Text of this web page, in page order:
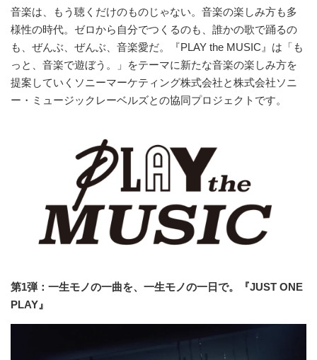
音楽は、もう聴くだけのものじゃない。音楽の楽しみ方も多
様性の時代。ゼロから自分でつくるのも、誰かの歌で踊るの
も、ぜんぶ、ぜんぶ、音楽愛だ。『PLAY the MUSIC』は「も
っと、音楽で遊ぼう。」をテーマに新たな音楽の楽しみ方を
提案していくソニーマーケティング株式会社と株式会社ソニ
ー・ミュージックレーベルズとの協同プロジェクトです。
第1弾：一生モノの一曲を、一生モノの一日で。『JUST ONE
PLAY』